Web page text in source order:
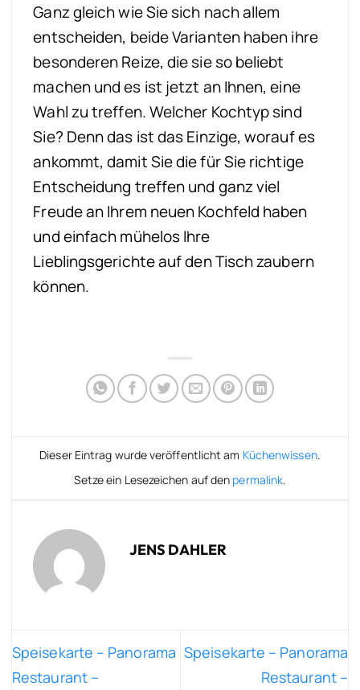
Ganz gleich wie Sie sich nach allem
entscheiden, beide Varianten haben ihre
besonderen Reize, die sie so beliebt
machen und es ist jetzt an Ihnen, eine
Wahl zu treffen. Welcher Kochtyp sind
Sie? Denn das ist das Einzige, worauf es
ankommt, damit Sie die für Sie richtige
Entscheidung treffen und ganz viel
Freude an Ihrem neuen Kochfeld haben
und einfach mühelos Ihre
Lieblingsgerichte auf den Tisch zaubern
können.
Dieser Eintrag wurde veröffentlicht am Küchenwissen.
Setze ein Lesezeichen auf den permalink.
JENS DAHLER
Speisekarte – Panorama
Restaurant –
Speisekarte – Panorama
Restaurant –